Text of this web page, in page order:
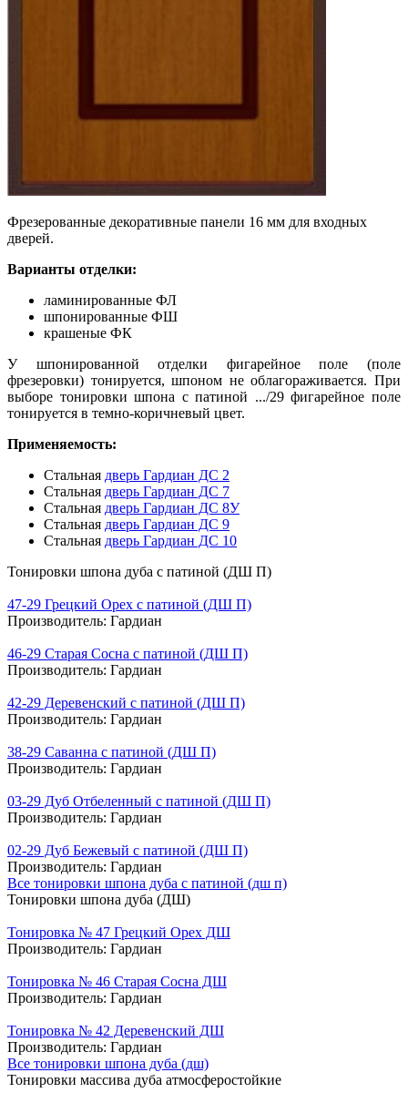
Фрезерованные декоративные панели 16 мм для входных
дверей.
Варианты отделки:
ламинированные ФЛ
шпонированные ФШ
крашеные ФК
У шпонированной отделки фигарейное поле (поле
фрезеровки) тонируется,шпоном не облагораживается. При
выборе тонировки шпона с патиной .../29 фигарейное поле
тонируется в темно-коричневый цвет.
Применяемость:
Стальная дверь Гардиан ДС 2
Стальная дверь Гардиан ДС 7
Стальная дверь Гардиан ДС 8У
Стальная дверь Гардиан ДС 9
Стальная дверь Гардиан ДС 10
Тонировки шпона дуба с патиной (ДШ П)
47-29 Грецкий Орех с патиной (ДШ П)
Производитель: Гардиан
46-29 Старая Сосна с патиной (ДШ П)
Производитель: Гардиан
42-29 Деревенский с патиной (ДШ П)
Производитель: Гардиан
38-29 Саванна с патиной (ДШ П)
Производитель: Гардиан
03-29 Дуб Отбеленный с патиной (ДШ П)
Производитель: Гардиан
02-29 Дуб Бежевый с патиной (ДШ П)
Производитель: Гардиан
Все тонировки шпона дуба с патиной (дш п)
Тонировки шпона дуба (ДШ)
Тонировка № 47 Грецкий Орех ДШ
Производитель: Гардиан
Тонировка № 46 Старая Сосна ДШ
Производитель: Гардиан
Тонировка № 42 Деревенский ДШ
Производитель: Гардиан
Все тонировки шпона дуба (дш)
Тонировки массива дуба атмосферостойкие